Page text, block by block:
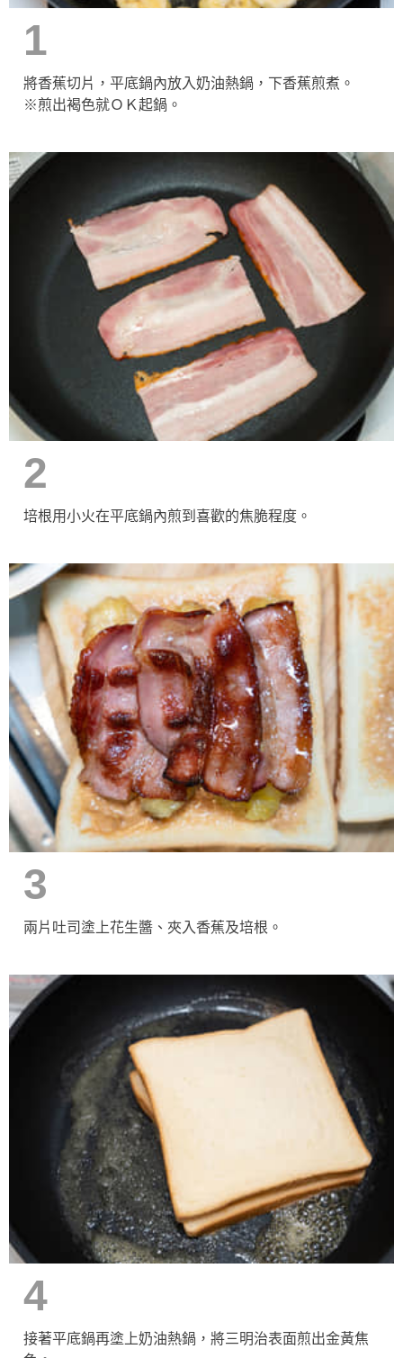
1
將香蕉切片，平底鍋內放入奶油熱鍋，下香蕉煎煮。
※煎出褐色就ＯＫ起鍋。
2
培根用小火在平底鍋內煎到喜歡的焦脆程度。
3
兩片吐司塗上花生醬、夾入香蕉及培根。
4
接著平底鍋再塗上奶油熱鍋，將三明治表面煎出金黃焦